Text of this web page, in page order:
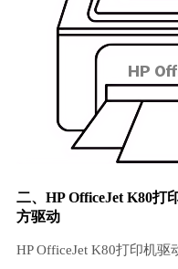
二、HP OfficeJet K80打
方驱动
HP OfficeJet K80打印机驱